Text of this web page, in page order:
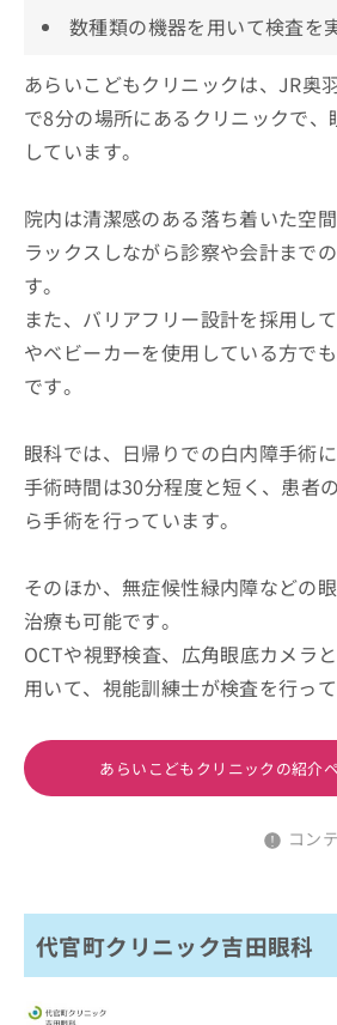
数種類の機器を用いて検査を
あらいこどもクリニックは、JR奥
で8分の場所にあるクリニックで
しています。
院内は清潔感のある落ち着いた空
ラックスしながら診察や会計まで
す。
また、バリアフリー設計を採用し
やベビーカーを使用している方で
です。
眼科では、日帰りでの白内障手術に
手術時間は30分程度と短く、患者
ら手術を行っています。
そのほか、無症候性緑内障などの
治療も可能です。
OCTや視野検査、広角眼底カメラ
用いて、視能訓練士が検査を行って
あらいこどもクリニックの紹介
コン
代官町クリニック吉田眼科